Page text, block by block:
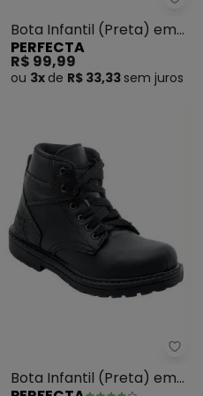
Bota Infantil (Preta) em
Sintético
PERFECTA
R$ 99,99
ou 3x de R$ 33,33 sem juros
Bota Infantil (Preta) em